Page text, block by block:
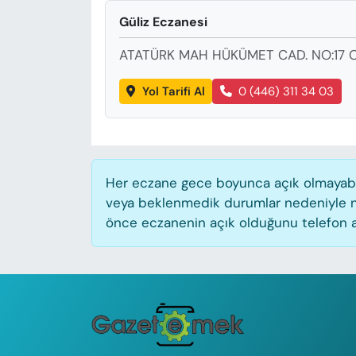
Güliz Eczanesi
ATATÜRK MAH HÜKÜMET CAD. NO:17
Yol Tarifi Al 0 (446) 311 34 03
Her eczane gece boyunca açık
veya beklenmedik durumlar nedeniyle
önce eczanenin açık olduğunu telefon
ÖZEL HABER
YAZAR KÖŞESİ
VAN VE DİYARBAKIR HABERLERİ